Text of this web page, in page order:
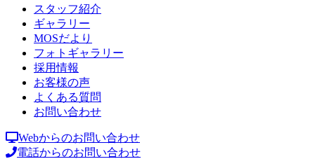
スタッフ紹介
ギャラリー
MOSだより
フォトギャラリー
採用情報
お客様の声
よくある質問
お問い合わせ
Webからのお問い合わせ
電話からのお問い合わせ